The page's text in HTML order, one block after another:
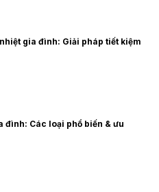
gia đình: Giải pháp tiết kiệm
đình: Các loại phổ biến & ưu